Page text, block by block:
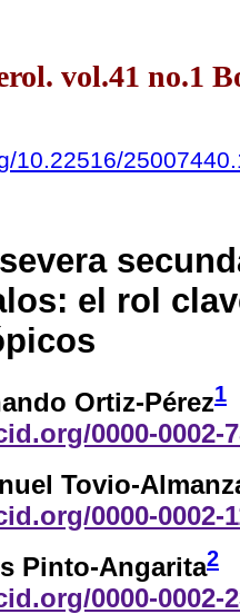
vol.41 no.1
10.22516/
el rol
Ortiz-Pérez1
0000-0002-
Tovio-
0000-0002-
Pinto-Angarita2
0000-0002-